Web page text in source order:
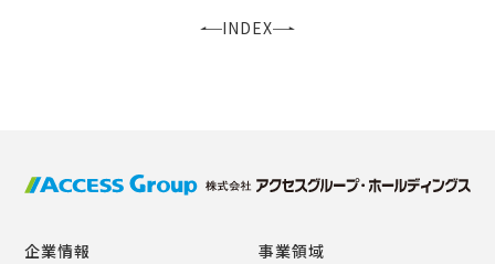
INDEX
企業情報 事業領域